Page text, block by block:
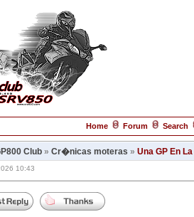
Home Forum Search
Club » Cr�nicas moteras » Una GP En
10:43